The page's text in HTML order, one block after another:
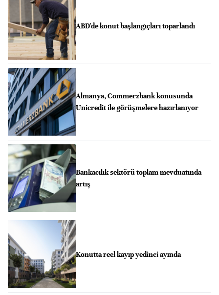
ABD'de konut başlangıçları toparlandı
Almanya, Commerzbank konusunda
Unicredit ile görüşmelere hazırlanıyor
Bankacılık sektörü toplam mevduatında
artış
Konutta reel kayıp yedinci ayında